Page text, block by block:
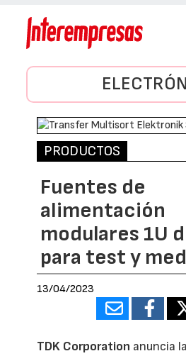
PRODUCTOS
Fuentes de
alimentación
modulares 1U
para test y
13/04/2023
TDK Corporation anuncia